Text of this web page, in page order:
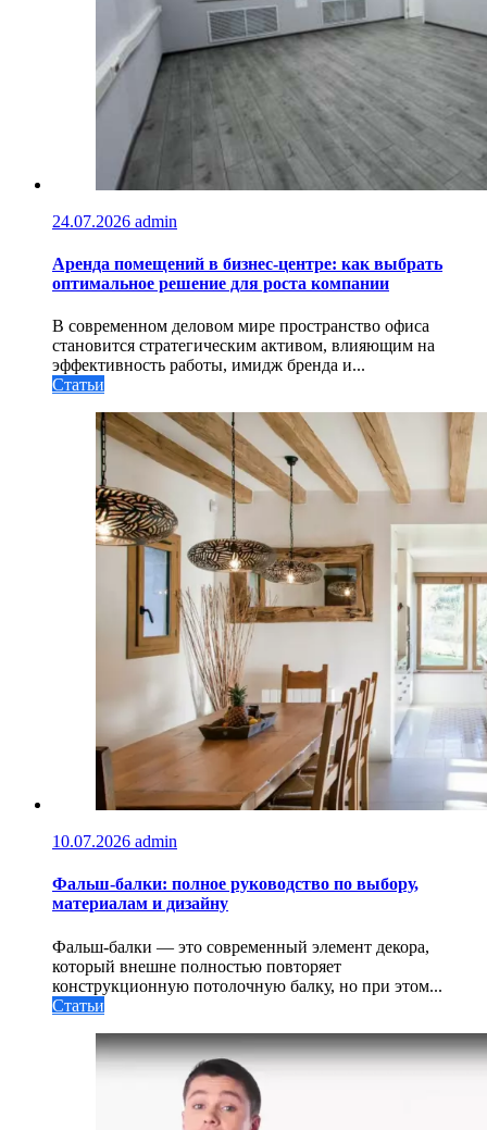
24.07.2026 admin
Аренда помещений в бизнес‑центре: как выбрать
оптимальное решение для роста компании
В современном деловом мире пространство офиса
становится стратегическим активом, влияющим на
эффективность работы, имидж бренда и...
Статьи
10.07.2026 admin
Фальш-балки: полное руководство по выбору,
материалам и дизайну
Фальш-балки — это современный элемент декора,
который внешне полностью повторяет
конструкционную потолочную балку, но при этом...
Статьи